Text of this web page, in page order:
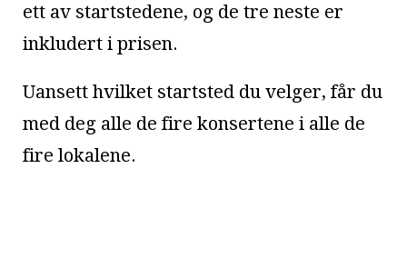
ett av startstedene, og de tre neste er
inkludert i prisen.
Uansett hvilket startsted du velger, får du
med deg alle de fire konsertene i alle de
fire lokalene.